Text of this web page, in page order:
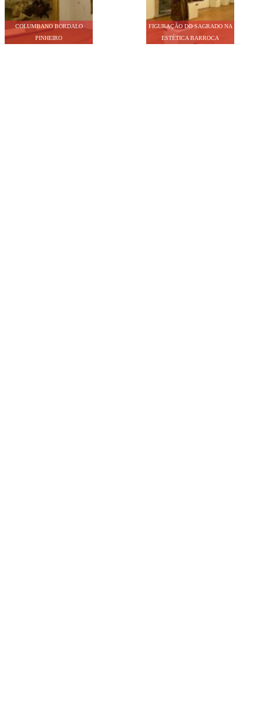
COLUMBANO BORDALO
PINHEIRO
FIGURAÇÃO DO SAGRADO NA
ESTÉTICA BARROCA